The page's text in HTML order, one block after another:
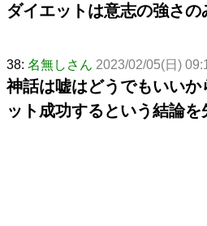
ダイエットは意志の強さの
38: 名無しさん 2023/02/05(日)
神話は嘘はどうでもいい
ット成功するという結論